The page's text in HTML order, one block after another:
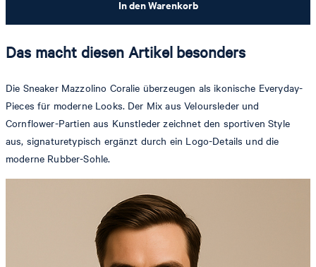
In den Warenkorb
Das macht diesen Artikel besonders
Die Sneaker Mazzolino Coralie überzeugen als ikonische Everyday-
Pieces für moderne Looks. Der Mix aus Veloursleder und
Cornflower-Partien aus Kunstleder zeichnet den sportiven Style
aus, signaturetypisch ergänzt durch ein Logo-Details und die
moderne Rubber-Sohle.